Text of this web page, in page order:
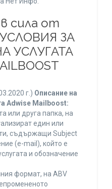
в сила от
УСЛОВИЯ ЗА
УСЛУГАТА
г.) Описание на
Adwise Mailboost:
или друга папка, на
един или
съдържащи Subject
(e-mail), който е
и обозначение
формат, на ABV